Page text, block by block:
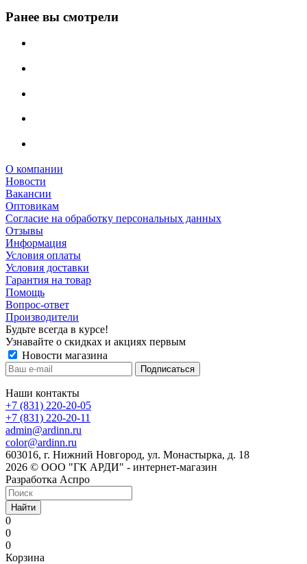
Ранее вы смотрели
О компании
Новости
Вакансии
Оптовикам
Cогласие на обработку персональных данных
Отзывы
Информация
Условия оплаты
Условия доставки
Гарантия на товар
Помощь
Вопрос-ответ
Производители
Будьте всегда в курсе!
Узнавайте о скидках и акциях первым
Новости магазина
Наши контакты
+7 (831) 220-20-05
+7 (831) 220-20-11
admin@ardinn.ru
color@ardinn.ru
603016, г. Нижний Новгород, ул. Монастырка, д. 18
2026 © ООО "ГК АРДИ" - интернет-магазин
Разработка Аспро
Найти
0
0
0
Корзина